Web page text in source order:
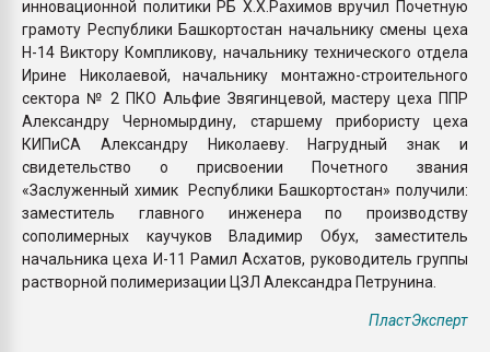
инновационной политики РБ Х.Х.Рахимов вручил Почетную
грамоту Республики Башкортостан начальнику смены цеха
Н-14 Виктору Компликову, начальнику технического отдела
Ирине Николаевой, начальнику монтажно-строительного
сектора № 2 ПКО Альфие Звягинцевой, мастеру цеха ППР
Александру Черномырдину, старшему прибористу цеха
КИПиСА Александру Николаеву. Нагрудный знак и
свидетельство о присвоении Почетного звания
«Заслуженный химик Республики Башкортостан» получили:
заместитель главного инженера по производству
сополимерных каучуков Владимир Обух, заместитель
начальника цеха И-11 Рамил Асхатов, руководитель группы
растворной полимеризации ЦЗЛ Александра Петрунина.
ПластЭксперт